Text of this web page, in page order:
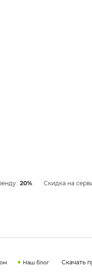
20% Скидка на
Наш блог Скачать